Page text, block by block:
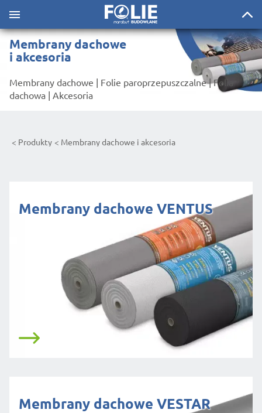
Membrany dachowe
i akcesoria
Membrany dachowe | Folie paroprzepuszczalne | Folia
dachowa | Akcesoria
Produkty Membrany dachowe i akcesoria
Membrany dachowe VENTUS
Membrany dachowe VESTAR